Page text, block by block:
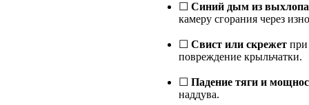
☐ Синий дым из выхлопа
камеру сгорания через
☐ Свист или скрежет при
повреждение крыльчатки.
☐ Падение тяги и
наддува.